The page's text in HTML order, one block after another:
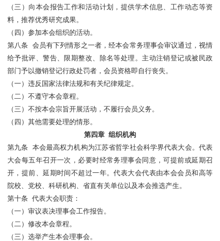
（三）向本会报告工作和活动计划，提供学术信息、工作动态等资
料，推荐优秀研究成果。
（四）参加本会组织的活动。
第八条 会员有下列情形之一者，经本会常务理事会审议通过，视情
给予批评、警告、限期整改、除名等处理。主动注销登记或被民政
部门予以撤销登记行政处罚者，会员资格即自行丧失。
（一）违反国家法律法规和有关纪律规定。
（二）不遵守本会章程。
（三）不按本会宗旨开展活动，不履行会员义务。
（四）其他需要处理的情形。
第四章 组织机构
第九条 本会最高权力机构为江苏省哲学社会科学界代表大会。代表
大会每五年召开一次，必要时经常务理事会同意，可提前或延期召
开，提前、延期时间不超过一年。代表大会代表由本会会员和高等
院校、党校、科研机构、省直有关单位以及本会推选产生。
第十条 代表大会职责：
（一）审议表决理事会工作报告。
（二）修改本会章程。
（三）选举产生本会理事会。